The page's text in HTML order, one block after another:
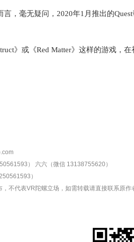
言，毫无疑问， 2020年1 月推出的Quest
》或《Red Matter》这样的游戏，在
）
六六（微信 13138755620）
）
，不代表VR陀螺立场，如需转载请直接联系原作